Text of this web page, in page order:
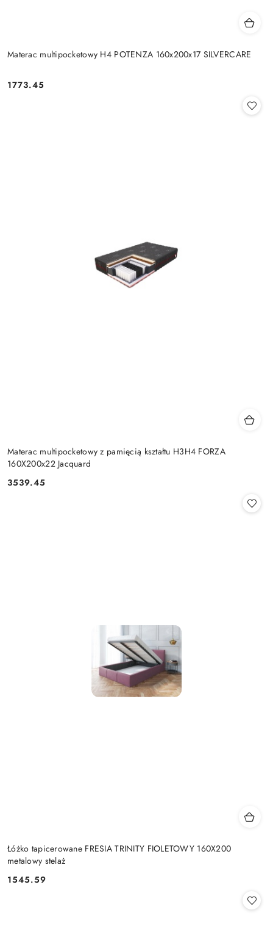
Materac multipocketowy H4 POTENZA 160x200x17 SILVERCARE
Cena:
1773.45
Materac multipocketowy z pamięcią kształtu H3H4 FORZA
160X200x22 Jacquard
Cena:
3539.45
Łóżko tapicerowane FRESIA TRINITY FIOLETOWY 160X200
metalowy stelaż
Cena:
1545.59